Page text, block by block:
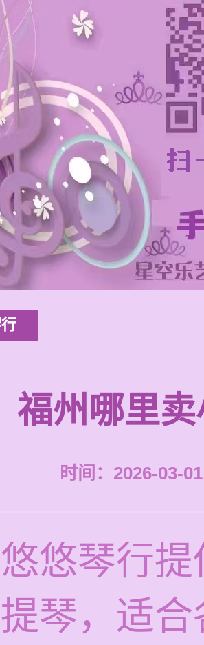
福州哪里
时间：2026-03-
悠琴行
琴，适